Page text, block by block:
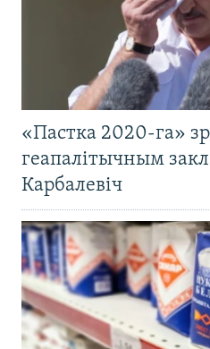
«Пастка 2020-га»
геапалітычным
Карбалевіч